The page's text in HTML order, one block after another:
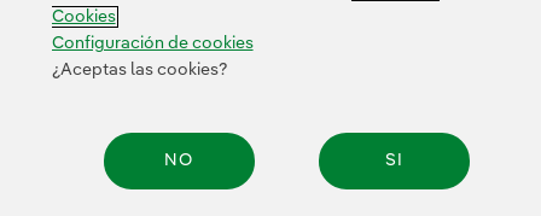
© 2026 Iberdrola, S.A. Reservados todos los derechos.
Cookies
Configuración de cookies
¿Aceptas las cookies?
NO SI